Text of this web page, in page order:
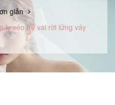
giản
ly xéo trễ vai rời lửng váy